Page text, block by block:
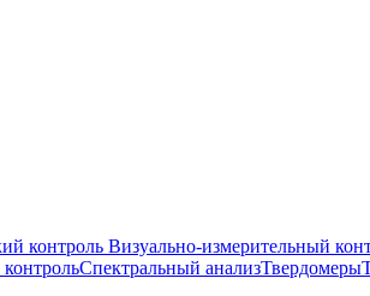
контроль Визуально-измерительный
Спектральный анализТвердомеры